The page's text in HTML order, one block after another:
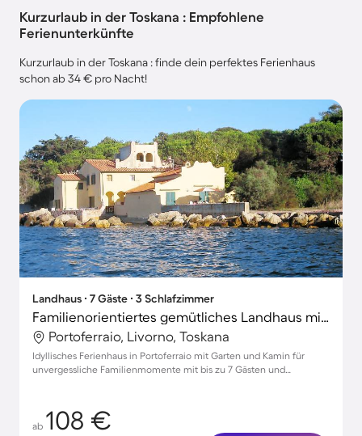
Kurzurlaub in der Toskana : Empfohlene
Ferienunterkünfte
Kurzurlaub in der Toskana : finde dein perfektes Ferienhaus
schon ab 34 € pro Nacht!
Landhaus ∙ 7 Gäste ∙ 3 Schlafzimmer
Familienorientiertes gemütliches Landhaus mit Terrasse, Garten und Grill | Haustiere sind willkommen
Portoferraio, Livorno, Toskana
Idyllisches Ferienhaus in Portoferraio mit Garten und Kamin für
unvergessliche Familienmomente mit bis zu 7 Gästen und
ab 108 €